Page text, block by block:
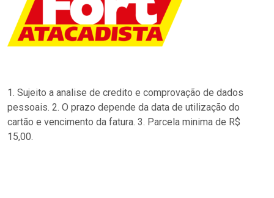
1. Sujeito a analise de credito e comprovação de dados
pessoais. 2. O prazo depende da data de utilização do
cartão e vencimento da fatura. 3. Parcela minima de R$
15,00.